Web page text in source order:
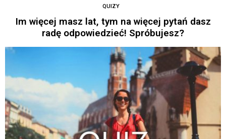
QUIZY
Im więcej masz lat, tym na więcej pytań dasz
radę odpowiedzieć! Spróbujesz?